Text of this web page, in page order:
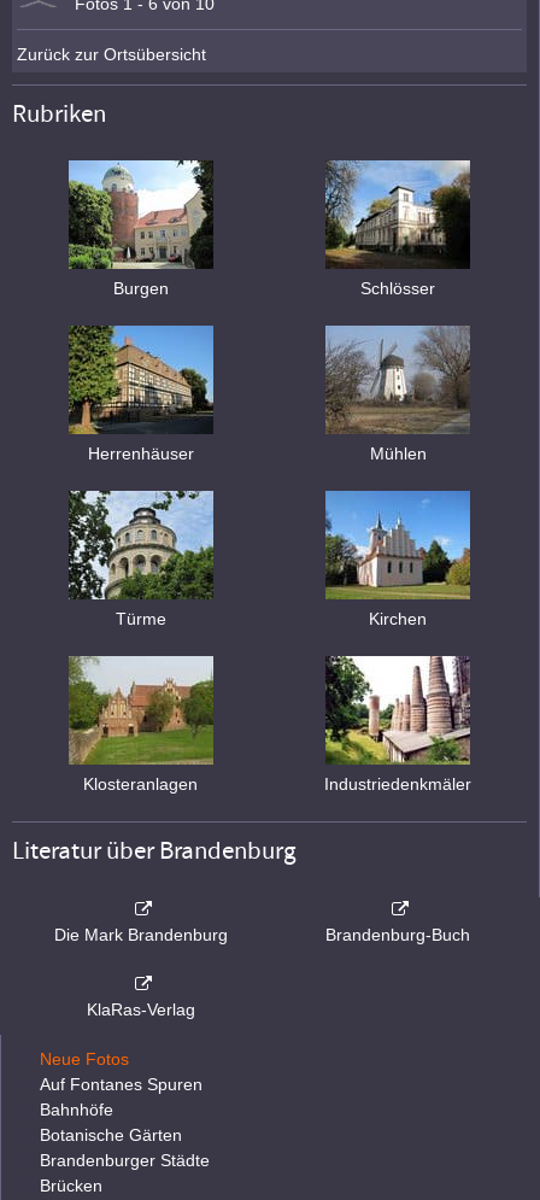
Zurück zur Ortsübersicht
Rubriken
Burgen Schlösser
Herrenhäuser Mühlen
Türme Kirchen
Klosteranlagen Industriedenkmäler
Literatur über Brandenburg
Die Mark Brandenburg Brandenburg-Buch
KlaRas-Verlag
Neue Fotos
Auf Fontanes Spuren
Bahnhöfe
Botanische Gärten
Brandenburger Städte
Brücken